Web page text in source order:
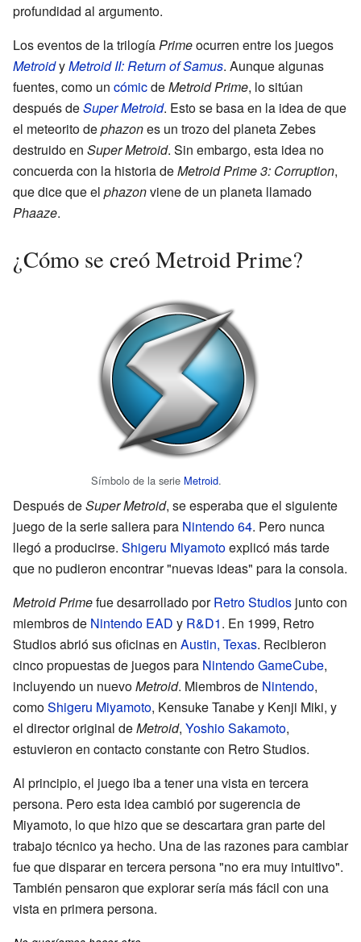
profundidad al argumento.
Los eventos de la trilogía Primeocurren entre los juegos
MetroidyMetroid II: Return of Samus. Aunque algunas
fuentes, como un cómicdeMetroid Prime, lo sitúan
después deSuper Metroid. Esto se basa en la idea de que
el meteorito dephazones un trozo del planeta Zebes
destruido en Super Metroid. Sin embargo, esta idea no
concuerda con la historia deMetroid Prime 3: Corruption,
que dice que el phazonviene de un planeta llamado
Phaaze.
¿Cómo se creó Metroid Prime?
Símbolo de la serie Metroid.
Después deSuper Metroid, se esperaba que el siguiente
juego de la serie saliera para Nintendo 64. Pero nunca
llegó a producirse. Shigeru Miyamotoexplicó más tarde
que no pudieron encontrar "nuevas ideas" para la consola.
Metroid Primefue desarrollado porRetro Studios junto con
miembros de Nintendo EAD y R&D1. En 1999, Retro
Studios abrió sus oficinas en Austin, Texas. Recibieron
cinco propuestas de juegos para Nintendo GameCube,
incluyendo un nuevoMetroid. Miembros de Nintendo,
comoShigeru Miyamoto, Kensuke Tanabe y Kenji Miki, y
el director original deMetroid, Yoshio Sakamoto,
estuvieron en contacto constante con Retro Studios.
Al principio, el juego iba a tener una vista en tercera
persona. Pero esta idea cambió por sugerencia de
Miyamoto, lo que hizo que se descartara gran parte del
trabajo técnico ya hecho. Una de las razones para cambiar
fue que disparar en tercera persona "no era muy intuitivo".
También pensaron que explorar sería más fácil con una
vista en primera persona.